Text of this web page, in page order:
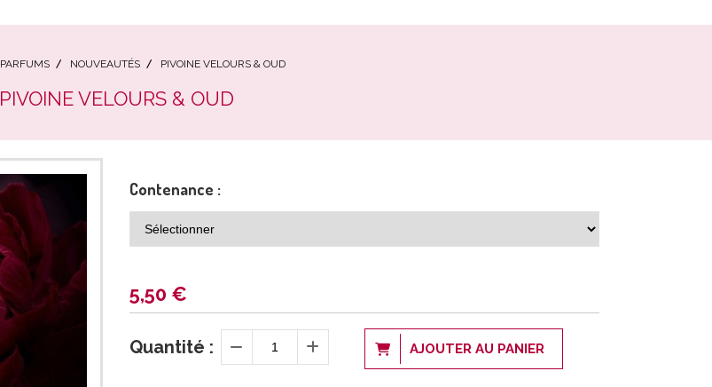
PARFUMS NOUVEAUTÉS PIVOINE VELOURS & OUD
PIVOINE VELOURS & OUD
Contenance :
5,50 €
Quantité : AJOUTER AU PANIER